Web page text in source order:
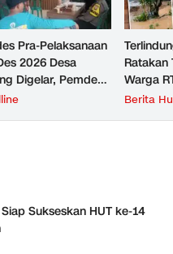
Pra-Pelaksanaan
2026 Desa
Digelar, Pemdes
Transparansi dan
Ratakan
Warga
Berita
Sukseskan HUT ke-14